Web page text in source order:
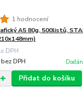
1 hodnocení
A5 80g, 500listů,
bez DPH
Přidat do košíku